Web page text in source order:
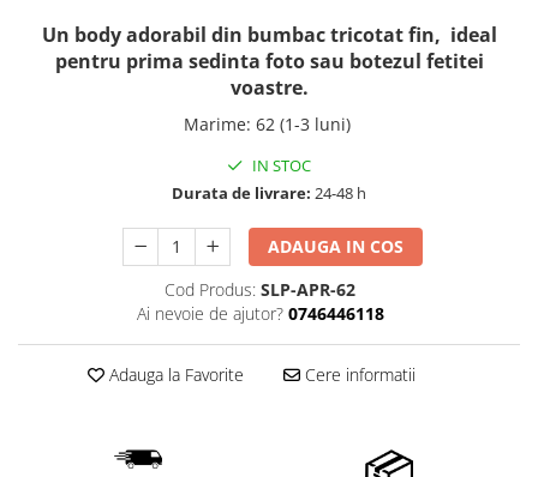
Un body adorabil din bumbac tricotat fin, ideal
pentru prima sedinta foto sau botezul fetitei
voastre.
Marime: 62 (1-3 luni)
IN STOC
Durata de livrare: 24-48 h
ADAUGA IN COS
Cod Produs: SLP-APR-62
Ai nevoie de ajutor? 0746446118
Adauga la Favorite Cere informatii